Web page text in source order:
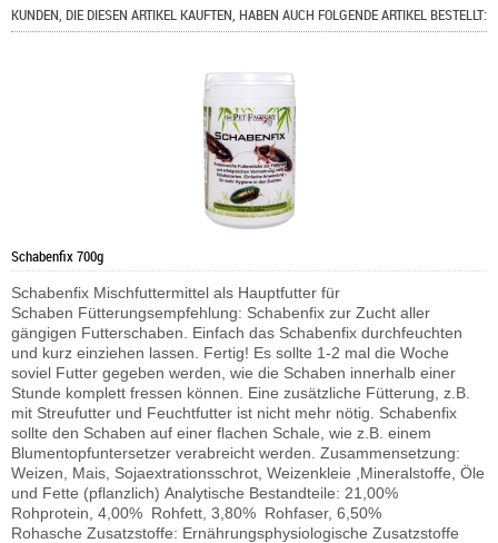
KUNDEN, DIE DIESEN ARTIKEL KAUFTEN, HABEN AUCH FOLGENDE ARTIKEL BESTELLT:
Schabenfix 700g
Schabenfix Mischfuttermittel als Hauptfutter für
Schaben Fütterungsempfehlung: Schabenfix zur Zucht aller
gängigen Futterschaben. Einfach das Schabenfix durchfeuchten
und kurz einziehen lassen. Fertig! Es sollte 1-2 mal die Woche
soviel Futter gegeben werden, wie die Schaben innerhalb einer
Stunde komplett fressen können. Eine zusätzliche Fütterung, z.B.
mit Streufutter und Feuchtfutter ist nicht mehr nötig. Schabenfix
sollte den Schaben auf einer flachen Schale, wie z.B. einem
Blumentopfuntersetzer verabreicht werden. Zusammensetzung:
Weizen, Mais, Sojaextrationsschrot, Weizenkleie ,Mineralstoffe, Öle
und Fette (pflanzlich) Analytische Bestandteile: 21,00%
Rohprotein, 4,00% Rohfett, 3,80% Rohfaser, 6,50%
Rohasche Zusatzstoffe: Ernährungsphysiologische Zusatzstoffe